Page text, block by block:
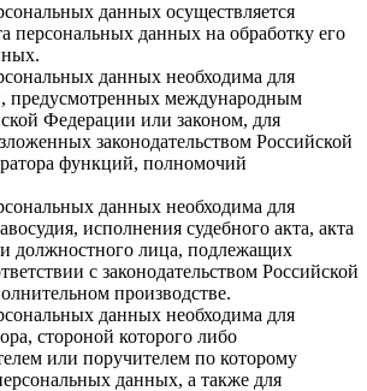
данных осуществляется
персональных данных на обработку его
данных необходима для
предусмотренных международным
Федерации или законом, для
законодательством Российской
функций, полномочий
данных необходима для
исполнения судебного акта, акта
должностного лица, подлежащих
с законодательством Российской
производстве.
данных необходима для
стороной которого либо
или поручителем по которому
данных, а также для